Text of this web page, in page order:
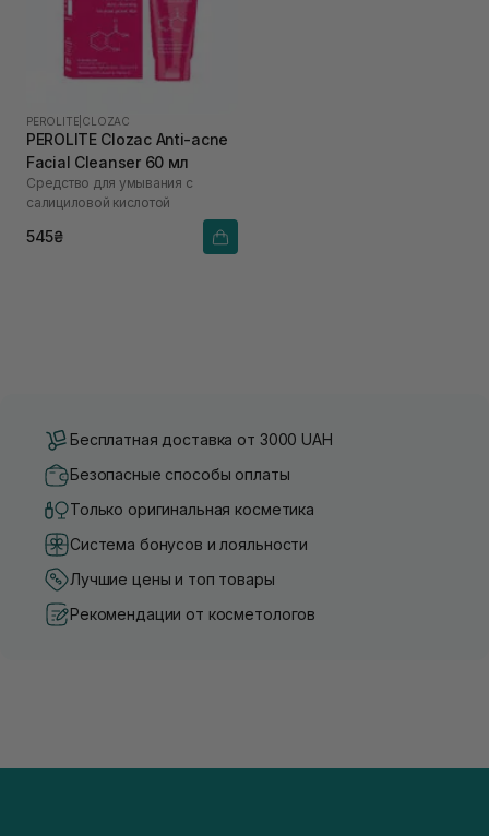
PEROLITE CLOZAC
PEROLITE Clozac Anti-acne
Facial Cleanser 60 мл
Средство для умывания с
салициловой кислотой
545₴
Бесплатная доставка от 3000 UAH
Безопасные способы оплаты
Только оригинальная косметика
Система бонусов и лояльности
Лучшие цены и топ товары
Рекомендации от косметологов